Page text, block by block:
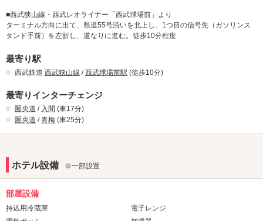
■西武狭山線・西武レオライナー「西武球場前」より
ターミナル方向に出て、県道55号沿いを北上し、1つ目の信号先（ガソリンス
タンド手前）を左折し、道なりに進む。徒歩10分程度
最寄り駅
西武鉄道 西武狭山線 /西武球場前駅 (徒歩10分)
最寄りインターチェンジ
圏央道 / 入間 (車17分)
圏央道 /青梅 (車25分)
ホテル設備 ※一部設置
部屋設備
持込用冷蔵庫
電子レンジ